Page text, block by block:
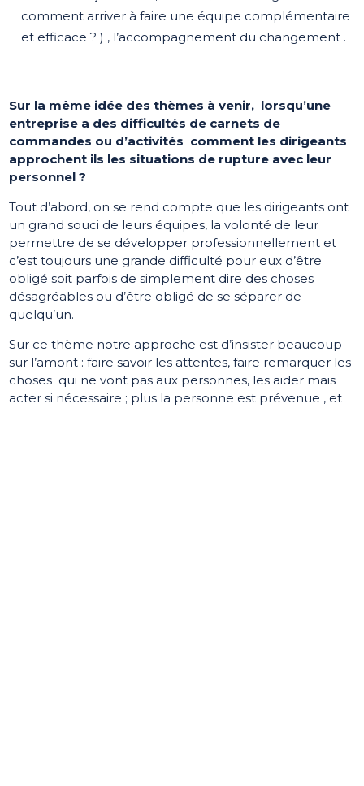
comment arriver à faire une équipe complémentaire
et efficace ? ) , l’accompagnement du changement .
Sur la même idée des thèmes à venir, lorsqu’une
entreprise a des difficultés de carnets de
commandes ou d’activités comment les dirigeants
approchent ils les situations de rupture avec leur
personnel ?
Tout d’abord, on se rend compte que les dirigeants ont
un grand souci de leurs équipes, la volonté de leur
permettre de se développer professionnellement et
c’est toujours une grande difficulté pour eux d’être
obligé soit parfois de simplement dire des choses
désagréables ou d’être obligé de se séparer de
quelqu’un.
Sur ce thème notre approche est d’insister beaucoup
sur l’amont : faire savoir les attentes, faire remarquer les
choses qui ne vont pas aux personnes, les aider mais
acter si nécessaire ; plus la personne est prévenue , et